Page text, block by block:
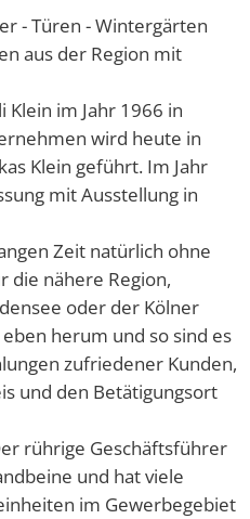
- Satzungen,
Jugendhaus Hahnenmühle
Vereine
Abfallkalender
- Türen - Wintergärten
aus der Region mit
Klein im Jahr 1966 in
wird heute in
Klein geführt. Im Jahr
mit Ausstellung in
Zeit natürlich ohne
die nähere Region,
oder der Kölner
herum und so sind es
zufriedener Kunden,
und den Betätigungsort
rührige Geschäftsführer
und hat viele
im Gewerbegebiet